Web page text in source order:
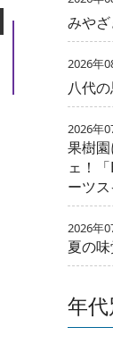
みや
2026年
八代
2026年
果樹
ェ！
ーツ
2026年
夏の
年